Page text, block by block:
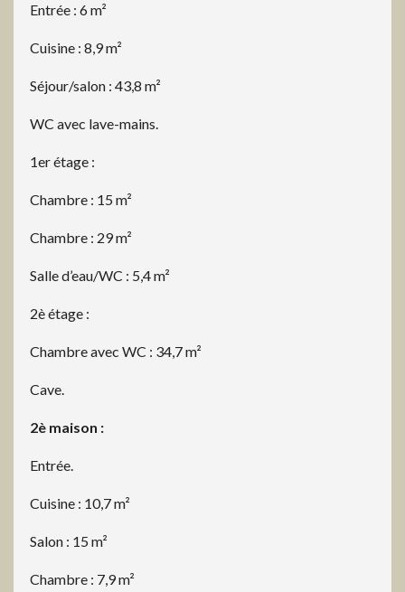
Entrée : 6 m²
Cuisine : 8,9 m²
Séjour/salon : 43,8 m²
WC avec lave-mains.
1er étage :
Chambre : 15 m²
Chambre : 29 m²
Salle d’eau/WC : 5,4 m²
2è étage :
Chambre avec WC : 34,7 m²
Cave.
2è maison :
Entrée.
Cuisine : 10,7 m²
Salon : 15 m²
Chambre : 7,9 m²